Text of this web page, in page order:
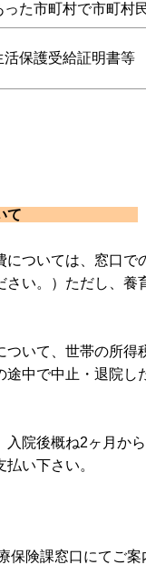
った市町村で市町村
保護受給証明書等
いについて
ついては、窓口で
さい。）ただし、
いて、世帯の所得
途中で中止・退院
院後概ね2ヶ月か
い下さい。
険課窓口にてご案